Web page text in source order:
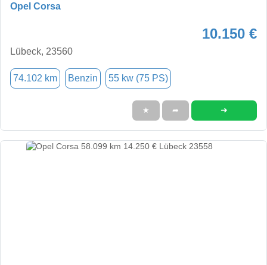
Opel Corsa
10.150 €
Lübeck, 23560
74.102 km Benzin 55 kw (75 PS)
★ ➦ ➜